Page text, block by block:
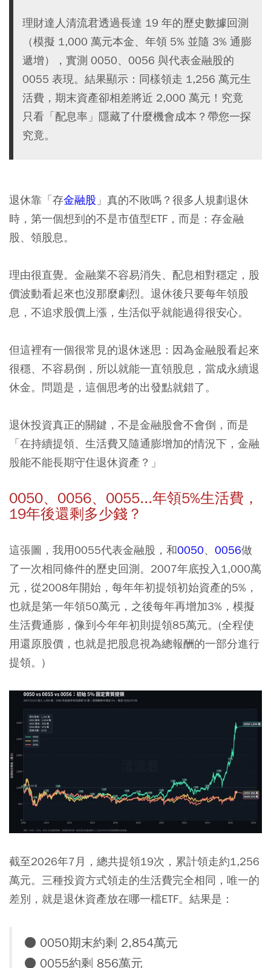
理財達人清流君透過長達 19 年的歷史數據回測
（模擬 1,000 萬元本金、年領 5% 並隨 3% 通膨
遞增），實測 0050、0056 與代表金融股的
0055 表現。結果顯示：同樣領走 1,256 萬元生
活費，期末資產卻相差將近 2,000 萬元！究竟
只看「配息率」隱藏了什麼機會成本？帶您一探
究竟。
退休靠「存金融股 」真的不敗嗎？很多人規劃退休
時，第一個想到的不是市值型ETF ，而是：存金融
股、領股息。
理由很直覺。金融業不容易消失、配息相對穩定，股
價波動看起來也沒那麼劇烈。退休後只要每年領股
息，不追求股價上漲，生活似乎就能過得很安心。
但這裡有一個很常見的退休迷思：因為金融股看起來
很穩、不容易倒，所以就能一直領股息，當成永續退
休金。問題是，這個思考的出發點就錯了。
退休投資真正的關鍵，不是金融股會不會倒，而是
「在持續提領、生活費又隨通膨增加的情況下，金融
股能不能長期守住退休資產？」
0050、0056、0055...年領5%生活費，
19年後還剩多少錢？
這張圖，我用0055代表金融股，和0050、 0056做
了一次相同條件的歷史回測。2007年底投入1,000萬
元，從2008年開始，每年年初提領初始資產的5%，
也就是第一年領50萬元，之後每年再增加3%，模擬
生活費通膨，像到今年年初則提領85萬元。(全程使
用還原股價，也就是把股息視為總報酬的一部分進行
提領。)
截至2026年7月，總共提領19次，累計領走約1,256
萬元。三種投資方式領走的生活費完全相同，唯一的
差別，就是退休資產放在哪一檔ETF。結果是：
● 0050期末約剩 2,854萬元
● 0055約剩 856萬元